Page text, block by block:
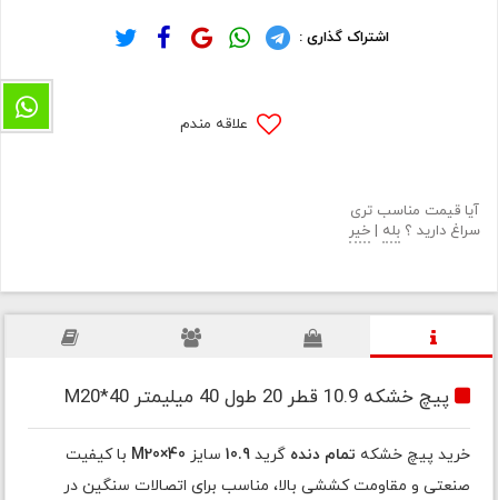
اشتراک گذاری :
علاقه مندم
آیا قیمت مناسب تری
سراغ دارید ؟ بله | خیر
پیچ خشکه 10.9 قطر 20 طول 40 میلیمتر M20*40
خرید پیچ خشکه تمام دنده گرید10.9 سایز M20×40 با کیفیت
صنعتی و مقاومت کششی بالا، مناسب برای اتصالات سنگین در